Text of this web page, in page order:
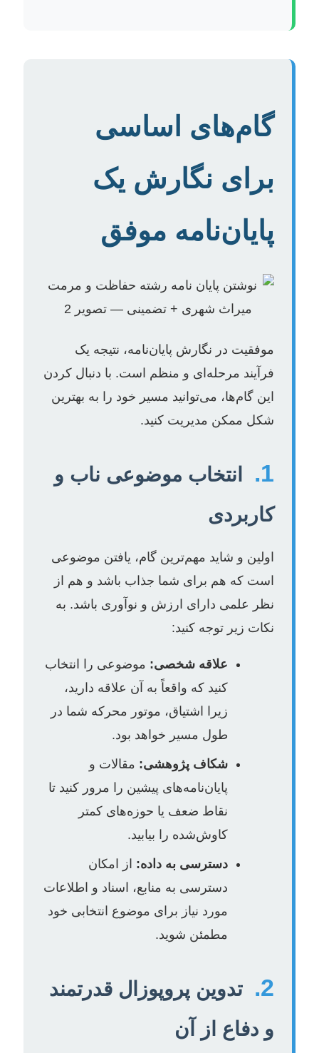
گام‌های اساسی
برای نگارش یک
پایان‌نامه موفق
موفقیت در نگارش پایان‌نامه، نتیجه یک
فرآیند مرحله‌ای و منظم است. با دنبال کردن
این گام‌ها، می‌توانید مسیر خود را به بهترین
شکل ممکن مدیریت کنید.
1.
انتخاب موضوعی ناب و
کاربردی
اولین و شاید مهم‌ترین گام، یافتن موضوعی
است که هم برای شما جذاب باشد و هم از
نظر علمی دارای ارزش و نوآوری باشد. به
نکات زیر توجه کنید:
علاقه شخصی: موضوعی را انتخاب
کنید که واقعاً به آن علاقه دارید،
زیرا اشتیاق، موتور محرکه شما در
طول مسیر خواهد بود.
شکاف پژوهشی: مقالات و
پایان‌نامه‌های پیشین را مرور کنید تا
نقاط ضعف یا حوزه‌های کمتر
کاوش‌شده را بیابید.
دسترسی به داده: از امکان
دسترسی به منابع، اسناد و اطلاعات
مورد نیاز برای موضوع انتخابی خود
مطمئن شوید.
2.
تدوین پروپوزال قدرتمند
و دفاع از آن